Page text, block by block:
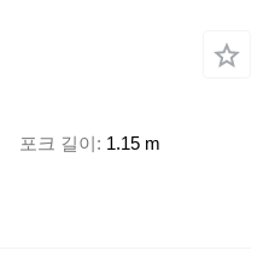
포크 길이
1.15 m